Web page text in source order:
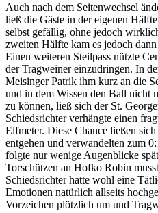
Auch nach dem Seitenwechsel
ließ die Gäste in der eigenen
selbst gefällig, ohne jedoch
zweiten Hälfte kam es jedoch
Einen weiteren Steilpass nützte
der Tragweiner einzudringen. In
Meisinger Patrik ihm kurz an die
und in dem Wissen den Ball nicht
zu können, ließ sich der St.
Schiedsrichter verhängte einen
Elfmeter. Diese Chance ließen
entgehen und verwandelten zum
folgte nur wenige Augenblicke
Torschützen an Hofko Robin
Schiedsrichter hatte wohl eine
Emotionen natürlich allseits
Vorzeichen plötzlich um und